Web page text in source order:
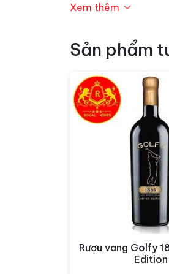
Xem thêm
Sản phẩm
Xem
Rượu vang Golfy
Edition